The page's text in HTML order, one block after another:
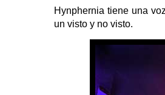
Hynphernia tiene una
un visto y no visto.